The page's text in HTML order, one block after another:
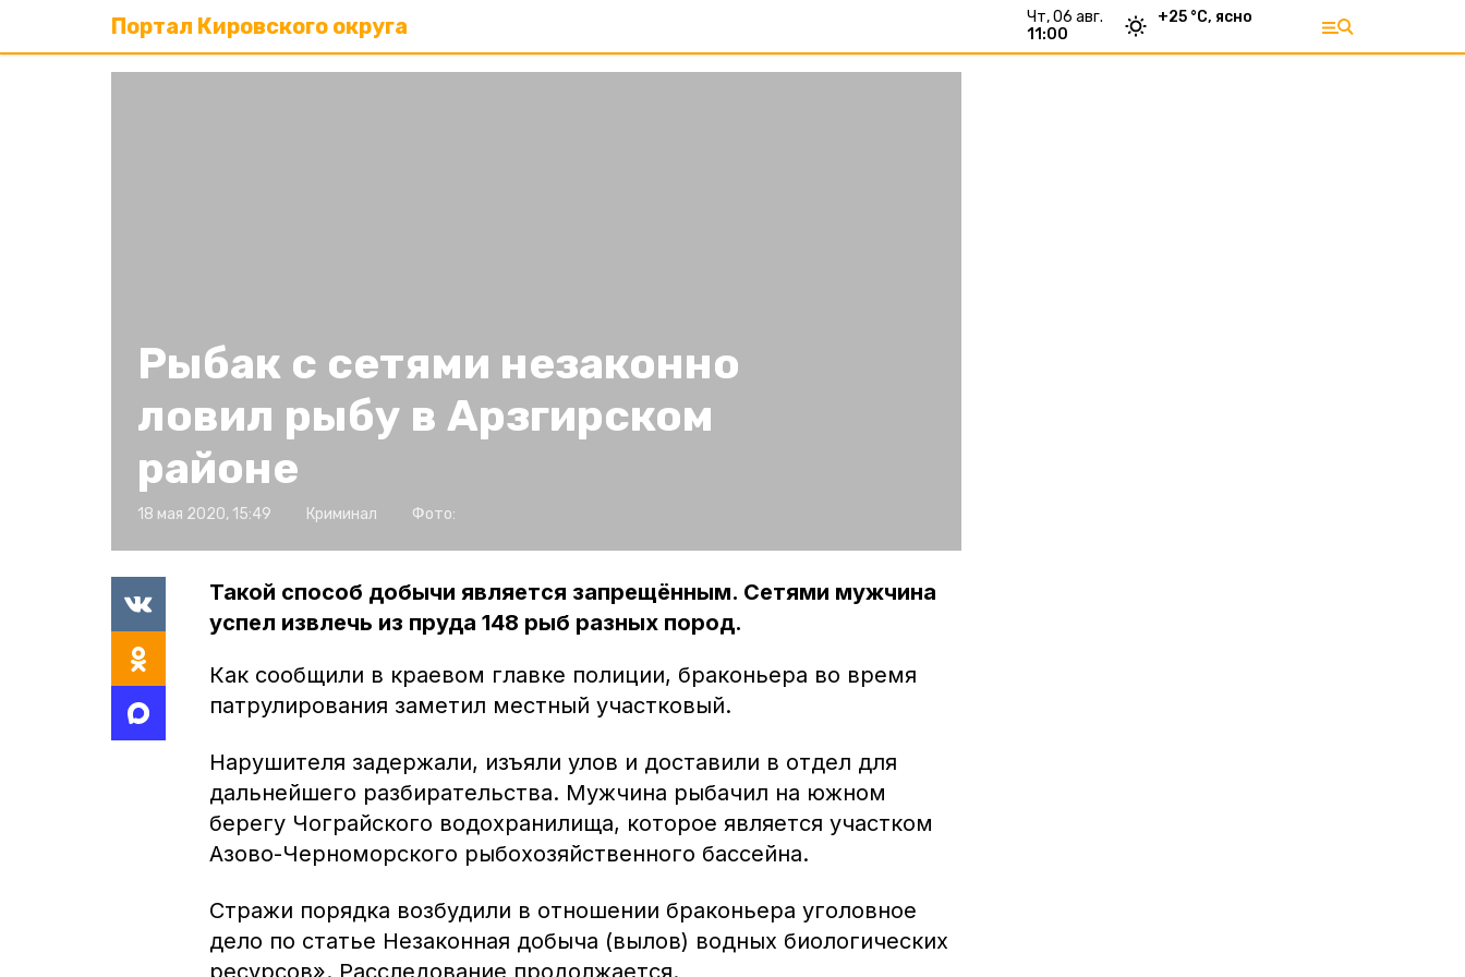
Портал Кировского округа
чт, 06 авг.
11:00
+25 °С, ясно
Рыбак с сетями незаконно
ловил рыбу в Арзгирском
районе
18 мая 2020, 15:49 Криминал Фото:
Такой способ добычи является запрещённым. Сетями мужчина
успел извлечь из пруда 148 рыб разных пород.
Как сообщили в краевом главке полиции, браконьера во время
патрулирования заметил местный участковый.
Нарушителя задержали, изъяли улов и доставили в отдел для
дальнейшего разбирательства. Мужчина рыбачил на южном
берегу Чограйского водохранилища, которое является участком
Азово-Черноморского рыбохозяйственного бассейна.
Стражи порядка возбудили в отношении браконьера уголовное
дело по статье Незаконная добыча (вылов) водных биологических
ресурсов». Расследование продолжается.